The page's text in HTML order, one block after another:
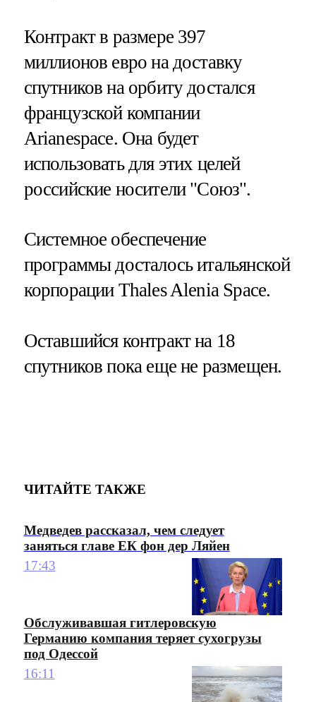
Контракт в размере 397
миллионов евро на доставку
спутников на орбиту достался
французской компании
Arianespace. Она будет
использовать для этих целей
российские носители "Союз".
Системное обеспечение
программы досталось итальянской
корпорации Thales Alenia Space.
Оставшийся контракт на 18
спутников пока еще не размещен.
ЧИТАЙТЕ ТАКЖЕ
Медведев рассказал, чем следует
заняться главе ЕК фон дер Ляйен
17:43
Обслуживавшая гитлеровскую
Германию компания теряет сухогрузы
под Одессой
16:11